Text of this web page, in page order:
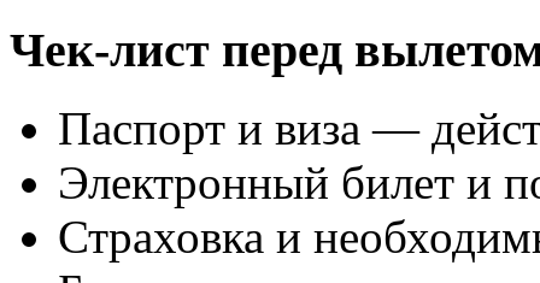
Чек-лист перед
Паспорт и виза —
Электронный билет и
Страховка и